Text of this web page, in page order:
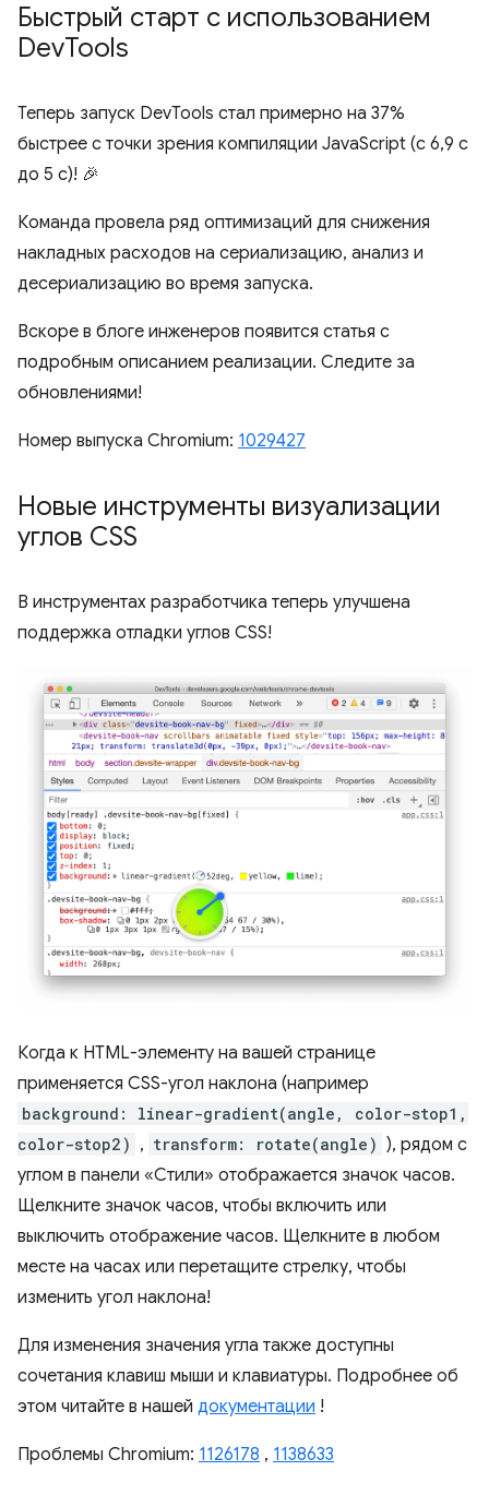
Быстрый старт с использованием
DevTools
Теперь запуск DevTools стал примерно на 37%
быстрее с точки зрения компиляции JavaScript (с 6,9 с
до 5 с)! 🎉
Команда провела ряд оптимизаций для снижения
накладных расходов на сериализацию, анализ и
десериализацию во время запуска.
Вскоре в блоге инженеров появится статья с
подробным описанием реализации. Следите за
обновлениями!
Номер выпуска Chromium: 1029427
Новые инструменты визуализации
углов CSS
В инструментах разработчика теперь улучшена
поддержка отладки углов CSS!
Когда к HTML-элементу на вашей странице
применяется CSS-угол наклона (например
background: linear-gradient(angle, color-stop1,
color-stop2) , transform: rotate(angle) ), рядом с
углом в панели «Стили» отображается значок часов.
Щелкните значок часов, чтобы включить или
выключить отображение часов. Щелкните в любом
месте на часах или перетащите стрелку, чтобы
изменить угол наклона!
Для изменения значения угла также доступны
сочетания клавиш мыши и клавиатуры. Подробнее об
этом читайте в нашей документации !
Проблемы Chromium: 1126178 , 1138633